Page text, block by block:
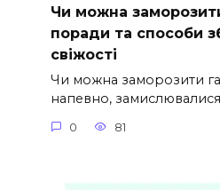
Чи можна
поради та способи
свіжості
Чи можна заморозити
напевно,
0 81